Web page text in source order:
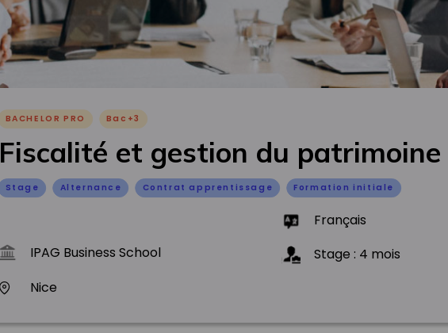
BACHELOR PRO Bac+3
Fiscalité et gestion du
Stage Alternance Contrat apprentissage Formation initiale
Français
IPAG Business School
Stage : 4 mois
Nice